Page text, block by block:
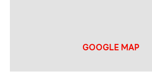
GOOGLE MAP